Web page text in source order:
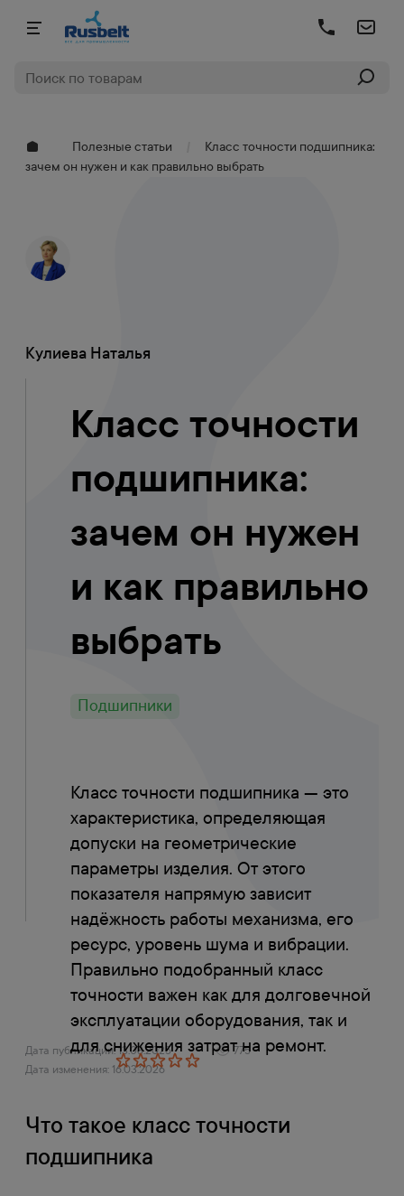
Полезные статьи
Класс точности подшипника:
зачем он нужен и как правильно выбрать
Кулиева Наталья
Дата публикации: 13.08.2025
775
Дата изменения: 16.03.2026
Класс точности
подшипника:
зачем он нужен
и как правильно
выбрать
Подшипники
Класс точности подшипника — это
характеристика, определяющая
допуски на геометрические
параметры изделия. От этого
показателя напрямую зависит
надёжность работы механизма, его
ресурс, уровень шума и вибрации.
Правильно подобранный класс
точности важен как для долговечной
эксплуатации оборудования, так и
для снижения затрат на ремонт.
Что такое класс точности
подшипника